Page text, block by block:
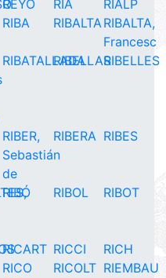
REYÓ RIA
RIALP
RIBA RIBALTARIBALTA,
Francesc
RIBATALLADA
RIBELLASRIBELLES
RIBER,
Sebastián
de
RIBERA RIBES
RIBÓ RIBOL RIBOT
RICART RICCI
RICH
RICO
RICOLT RIEMBAU